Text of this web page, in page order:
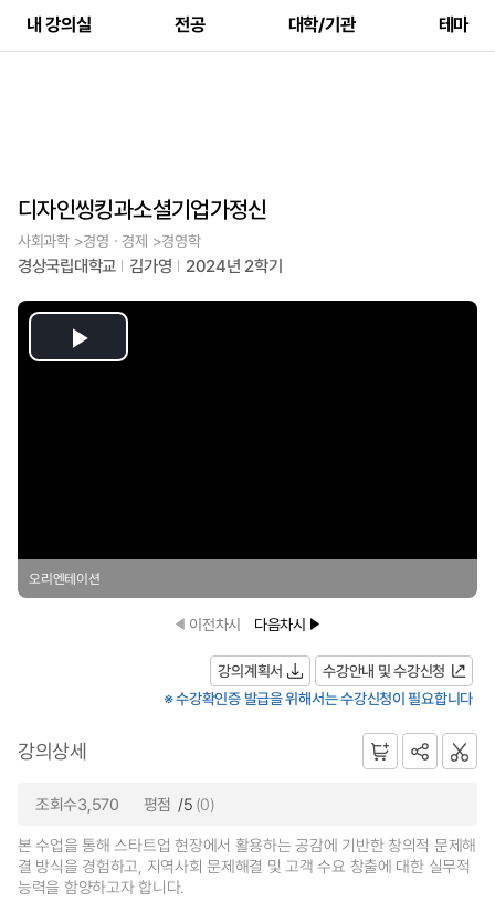
내 강의실 전공 대학/기관 테마
디자인씽킹과소셜기업가정신
사회과학 >경영ㆍ경제 >경영학
경상국립대학교 김가영 2024년 2학기
Play
오리엔테이션
이전차시 다음차시
강의계획서
수강안내 및 수강신청
※ 수강확인증 발급을 위해서는 수강신청이 필요합니다
강의상세
조회수3,570 평점 /5 (0)
본 수업을 통해 스타트업 현장에서 활용하는 공감에 기반한 창의적 문제해
결 방식을 경험하고, 지역사회 문제해결 및 고객 수요 창출에 대한 실무적
능력을 함양하고자 합니다.